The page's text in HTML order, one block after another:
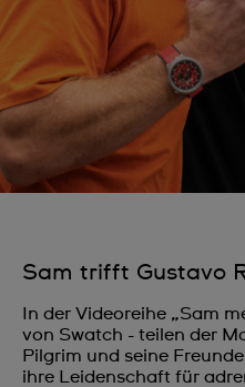
Sam trifft Gustavo
In der Videoreihe „Sam
von Swatch - teilen der
Pilgrim und seine
ihre Leidenschaft für